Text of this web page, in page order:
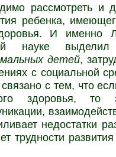
рассмотреть и
ребенка,
И именно
науке
детей,
с социальной
с тем, что
здоровья, то
недостатки
труд­но­сти